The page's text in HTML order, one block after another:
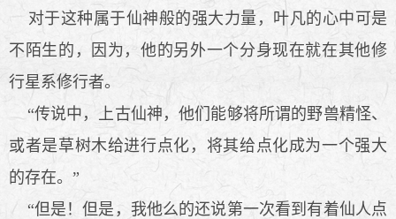
对于这种属于仙神般的强大力量，叶凡的心中可是
不陌生的，因为，他的另外一个分身现在就在其他修
行星系修行者。
“传说中，上古仙神，他们能够将所谓的野兽精怪、
或者是草树木给进行点化，将其给点化成为一个强大
的存在。”
“但是！但是，我他么的还说第一次看到有着仙人点